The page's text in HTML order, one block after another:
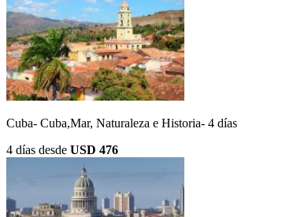
Cuba- Cuba,Mar, Naturaleza e Historia- 4 días
4 días desde USD 476